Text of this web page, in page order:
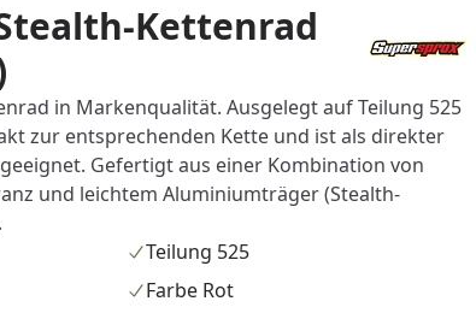
Kettenrad
in Markenqualität. Ausgelegt auf Teilung 525
zur entsprechenden Kette und ist als direkter
Gefertigt aus einer Kombination von
und leichtem Aluminiumträger (Stealth-
Teilung 525
Farbe Rot